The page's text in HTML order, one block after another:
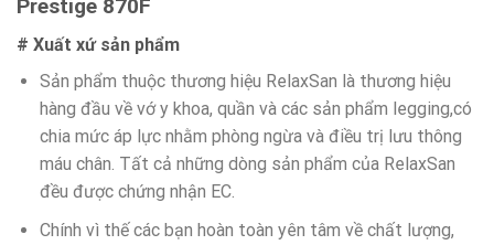
Prestige 870F
# Xuất xứ sản phẩm
Sản phẩm thuộc thương hiệu RelaxSan là thương hiệu
hàng đầu về vớ y khoa, quần và các sản phẩm legging,có
chia mức áp lực nhằm phòng ngừa và điều trị lưu thông
máu chân. Tất cả những dòng sản phẩm của RelaxSan
đều được chứng nhận EC.
Chính vì thế các bạn hoàn toàn yên tâm về chất lượng,